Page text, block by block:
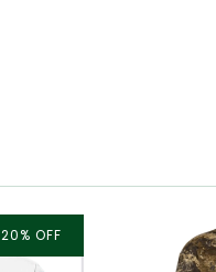
20% OFF